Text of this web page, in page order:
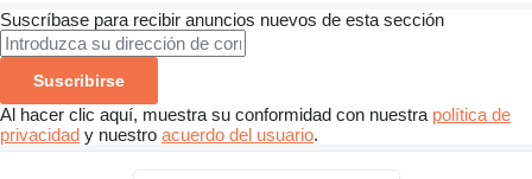
Suscríbase para recibir anuncios nuevos de esta sección
Suscribirse
Al hacer clic aquí, muestra su conformidad con nuestra política de
privacidad y nuestro acuerdo del usuario.